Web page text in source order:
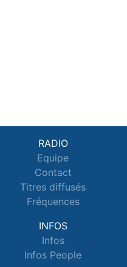
RADIO
Equipe
Contact
Titres diffusés
Fréquences
INFOS
Infos
Infos People